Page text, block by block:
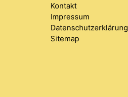
Kontakt
Impressum
Datenschutzerklärung
Sitemap